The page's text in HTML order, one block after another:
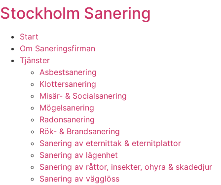
Skip
to
content
Stockholm Sanering
Start
Om Saneringsfirman
Tjänster
Asbestsanering
Klottersanering
Misär- & Socialsanering
Mögelsanering
Radonsanering
Rök- & Brandsanering
Sanering av eternittak & eternitplattor
Sanering av lägenhet
Sanering av råttor, insekter, ohyra & skadedjur
Sanering av vägglöss